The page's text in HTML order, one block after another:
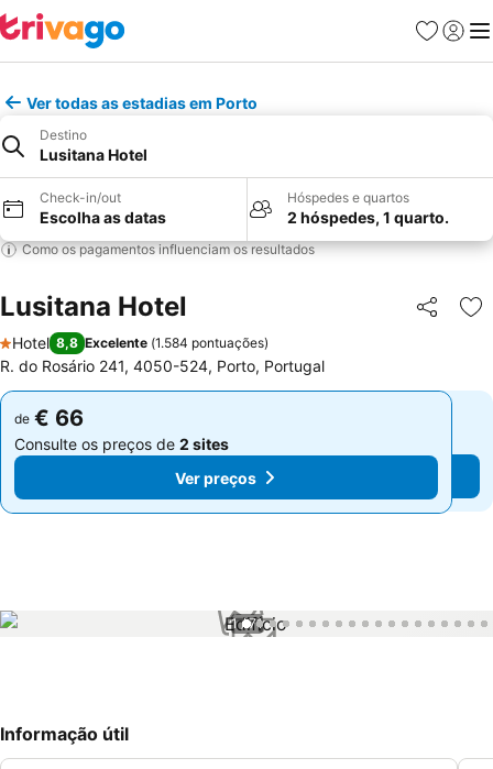
Favoritos
Iniciar
Ver todas as estadias em Porto
Destino
Lusitana Hotel
Check-in/out
Escolha as datas
Hóspedes e quartos
2 hóspedes, 1 quarto.
Como os pagamentos influenciam os resultados
Lusitana Hotel Partilhar
1 Estrelas
Hotel 8,8 Excelente (1.584 pontuações)
R. do Rosário 241, 4050-524, Porto, Portugal
de € 66
Consulte os preços de 2 sites
Ver preços
de € 66
Consulte os preços de 2 sites
Ver preços
1 / 71
Informação útil